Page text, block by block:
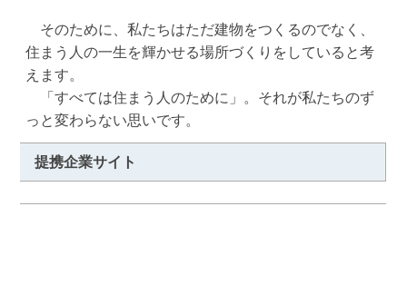
そのために、私たちはただ建物をつくるのでなく、
住まう人の一生を輝かせる場所づくりをしていると考
えます。
「すべては住まう人のために」。それが私たちのず
っと変わらない思いです。
提携企業サイト